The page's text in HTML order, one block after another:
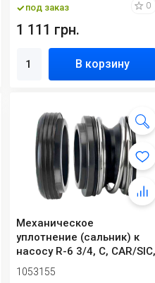
под заказ 0
1 111 грн.
В корзину
Механическое
уплотнение (сальник) к
насосу R-6 3/4, C, CAR/
EPDM, 304
1053155